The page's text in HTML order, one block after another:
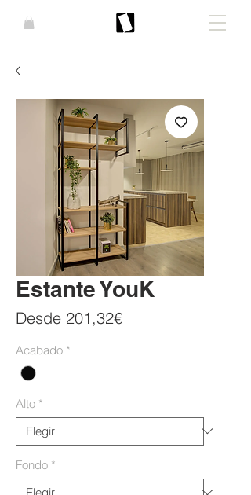
Estante YouK
Desde 201,32€Precio
Acabado *
Alto *
Fondo *